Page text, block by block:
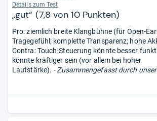
Details zum Test
„gut“ (7,8 von 10 Punkten)
Pro: ziemlich breite Klangbühne (für Open-
Tragegefühl; komplette Transparenz; hohe
Contra: Touch-Steuerung könnte besser
könnte kräftiger sein (vor allem bei hoher
Lautstärke). - Zusammengefasst durch